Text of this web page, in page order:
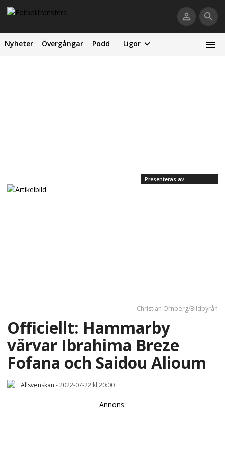
Nyheter Övergångar Podd Ligor
Presenteras av
Christian Örnberg/Bildbyrån
Officiellt: Hammarby
värvar Ibrahima Breze
Fofana och Saidou Alioum
Allsvenskan -2022-07-22 kl 20:00
Annons: